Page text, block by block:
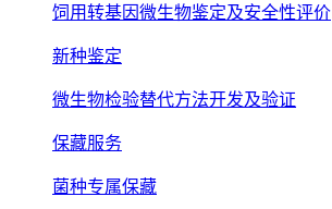
饲用转基因微生物鉴定及安全性评价
新种鉴定
微生物检验替代方法开发及验证
保藏服务
菌种专属保藏